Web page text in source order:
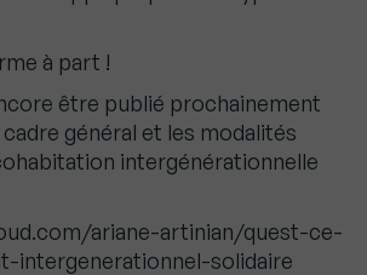
à part !
être publié prochainement
général et les modalités
intergénérationnelle
ariane-artinian/quest-ce-
intergenerationnel-solidaire